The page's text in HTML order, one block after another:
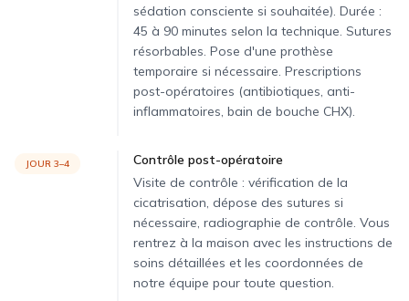
sédation consciente si souhaitée). Durée :
45 à 90 minutes selon la technique. Sutures
résorbables. Pose d'une prothèse
temporaire si nécessaire. Prescriptions
post-opératoires (antibiotiques, anti-
inflammatoires, bain de bouche CHX).
JOUR 3–4
Contrôle post-opératoire
Visite de contrôle : vérification de la
cicatrisation, dépose des sutures si
nécessaire, radiographie de contrôle. Vous
rentrez à la maison avec les instructions de
soins détaillées et les coordonnées de
notre équipe pour toute question.